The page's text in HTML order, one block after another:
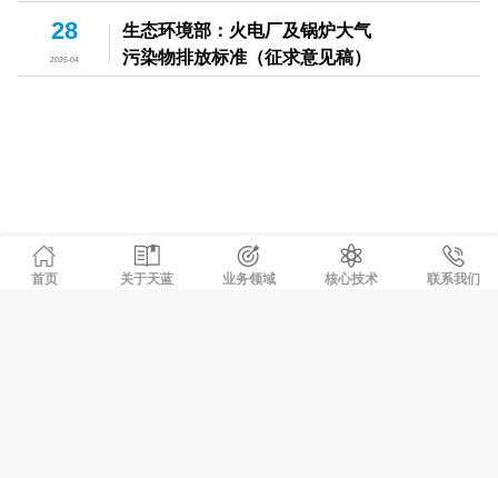
28
2026-04
生态环境部：火电厂及锅炉大气
污染物排放标准（征求意见稿）
首页 关于天蓝 业务领域 核心技术 联系我们